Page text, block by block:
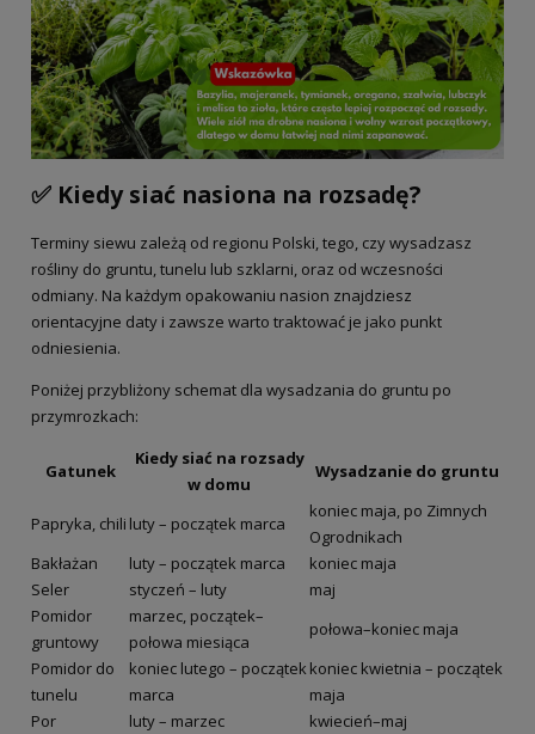
✅ Kiedy siać nasiona na rozsadę?
Terminy siewu zależą od regionu Polski, tego, czy wysadzasz
rośliny do gruntu, tunelu lub szklarni, oraz od wczesności
odmiany. Na każdym opakowaniu nasion znajdziesz
orientacyjne daty i zawsze warto traktować je jako punkt
odniesienia.
Poniżej przybliżony schemat dla wysadzania do gruntu po
przymrozkach:
Gatunek
Kiedy siać na rozsady
w domu
Wysadzanie do gruntu
Papryka, chili luty – początek marca
koniec maja, po Zimnych
Ogrodnikach
Bakłażan
luty – początek marca
koniec maja
Seler
styczeń – luty
maj
Pomidor
gruntowy
marzec, początek–
połowa miesiąca
połowa–koniec maja
Pomidor do
tunelu
koniec lutego – początek
marca
koniec kwietnia – początek
maja
Por
luty – marzec
kwiecień–maj